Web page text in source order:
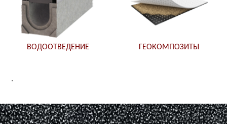
ВОДООТВЕДЕНИЕ ГЕОКОМПОЗИТЫ
.